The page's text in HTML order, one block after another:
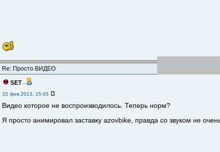
Re: Просто ВИДЕО
SET -
22 фев 2013, 15:45
Видео которое не воспроизводилось. Теперь норм?
Я просто анимировал заставку azovbike, правда со звуком не